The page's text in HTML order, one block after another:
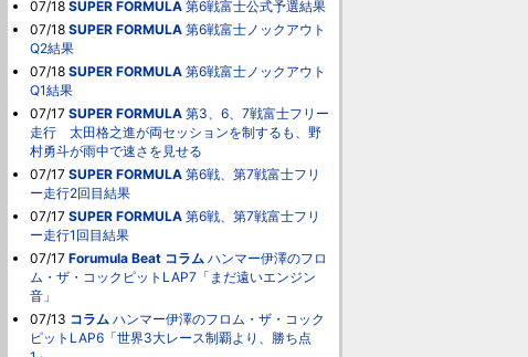
07/18 SUPER FORMULA 第6戦富士公式予選結果
07/18 SUPER FORMULA 第6戦富士ノックアウト
Q2結果
07/18 SUPER FORMULA 第6戦富士ノックアウト
Q1結果
07/17 SUPER FORMULA 第3、6、7戦富士フリー
走行 太田格之進が両セッションを制するも、野
村勇斗が雨中で速さを見せる
07/17 SUPER FORMULA 第6戦、第7戦富士フリ
ー走行2回目結果
07/17 SUPER FORMULA 第6戦、第7戦富士フリ
ー走行1回目結果
07/17 Forumula Beat コラム ハンマー伊澤のフロ
ム・ザ・コックピットLAP7「まだ遠いエンジン
音」
07/13 コラム ハンマー伊澤のフロム・ザ・コック
ピットLAP6「世界3大レース制覇より、勝ち点